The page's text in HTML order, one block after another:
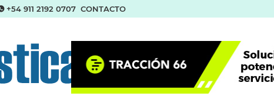
+54 911 2192 0707 CONTACTO